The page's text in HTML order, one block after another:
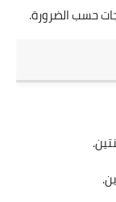
حسب الضرورة.